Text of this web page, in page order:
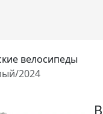
велосипеды
2024